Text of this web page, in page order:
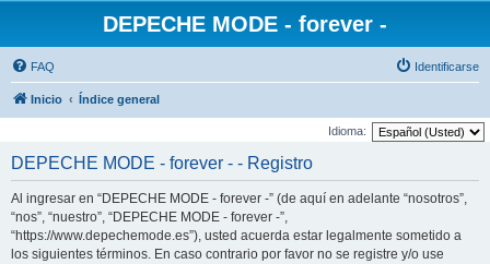
DEPECHE MODE - forever -
FAQ Identificarse
Inicio Índice general
Idioma:
DEPECHE MODE - forever - - Registro
Al ingresar en “DEPECHE MODE - forever -” (de aquí en adelante “nosotros”,
“nos”, “nuestro”, “DEPECHE MODE - forever -”,
“https://www.depechemode.es”), usted acuerda estar legalmente sometido a
los siguientes términos. En caso contrario por favor no se registre y/o use